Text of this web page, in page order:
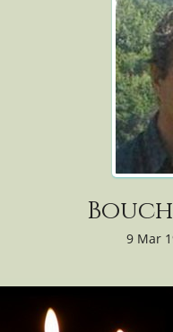
9 Mar